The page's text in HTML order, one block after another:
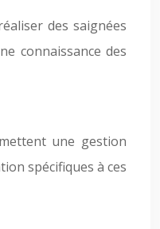
des saignées
connaissance des
une gestion
spécifiques à ces